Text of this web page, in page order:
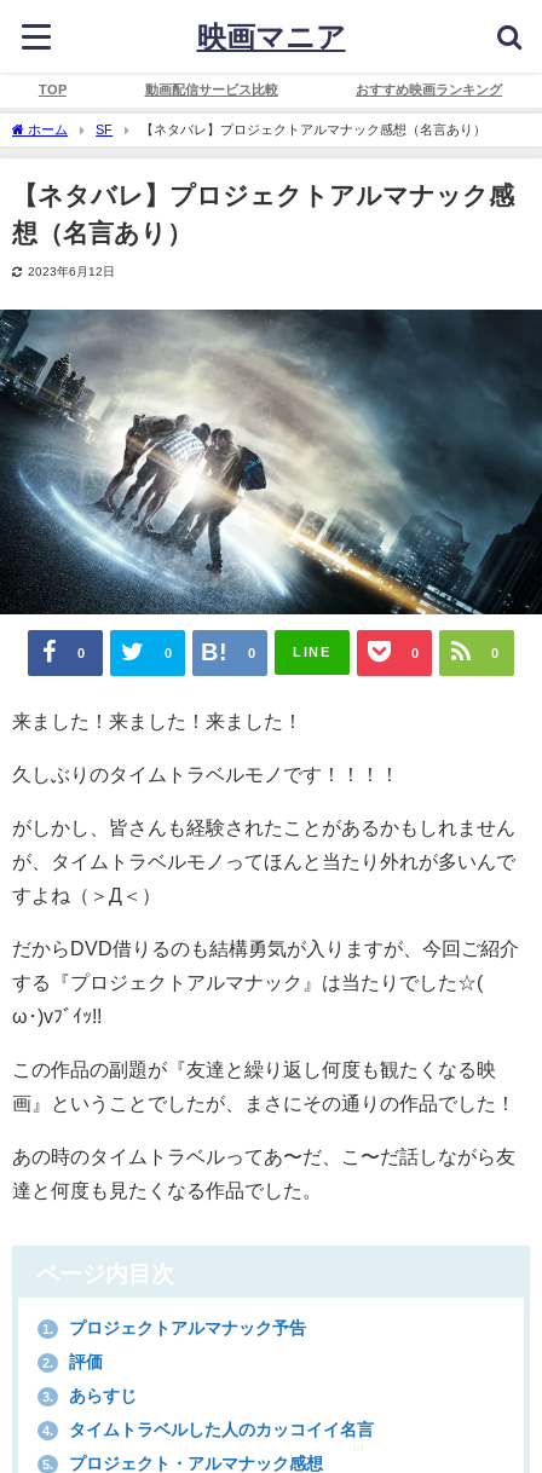
映画マニア
TOP 動画配信サービス比較 おすすめ映画ランキング
ホーム SF 【ネタバレ】プロジェクトアルマナック感想（名言あり）
【ネタバレ】プロジェクトアルマナック感
想（名言あり）
2023年6月12日
0 0 0 LINE 0 0
来ました！来ました！来ました！
久しぶりのタイムトラベルモノです！！！！
がしかし、皆さんも経験されたことがあるかもしれません
が、タイムトラベルモノってほんと当たり外れが多いんで
すよね（＞Д＜）
だからDVD借りるのも結構勇気が入りますが、今回ご紹介
する『プロジェクトアルマナック』は当たりでした☆(ゝ
ω･)vﾌﾞｲｯ!!
この作品の副題が『友達と繰り返し何度も観たくなる映
画』ということでしたが、まさにその通りの作品でした！
あの時のタイムトラベルってあ〜だ、こ〜だ話しながら友
達と何度も見たくなる作品でした。
ページ内目次
1. プロジェクトアルマナック予告
2. 評価
3. あらすじ
4. タイムトラベルした人のカッコイイ名言
5. プロジェクト・アルマナック感想